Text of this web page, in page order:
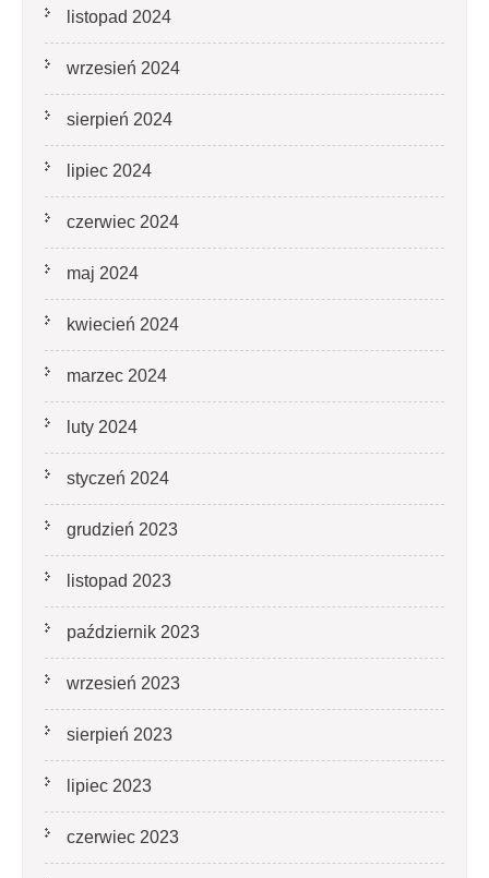
listopad 2024
wrzesień 2024
sierpień 2024
lipiec 2024
czerwiec 2024
maj 2024
kwiecień 2024
marzec 2024
luty 2024
styczeń 2024
grudzień 2023
listopad 2023
październik 2023
wrzesień 2023
sierpień 2023
lipiec 2023
czerwiec 2023